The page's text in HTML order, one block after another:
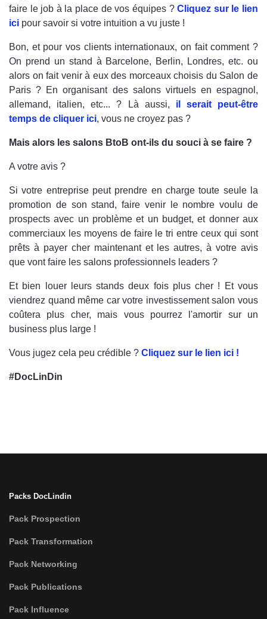
faire le job à la place de vos équipes ? Cliquez sur le lien
ici pour savoir si votre intuition a vu juste !
Bon, et pour vos clients internationaux, on fait comment ?
On prend un stand à Barcelone, Berlin, Londres, etc. ou
alors on fait venir à eux des morceaux choisis du Salon de
Paris ? En organisant des salons virtuels en espagnol,
allemand, italien, etc... ? Là aussi,
il serait peut-être
temps de cliquer ici, vous ne croyez pas ?
Mais alors les salons BtoB ont-ils du souci à se faire ?
A votre avis ?
Si votre entreprise peut prendre en charge toute seule la
promotion de son stand, faire venir le nombre voulu de
prospects avec un problème et un budget, et donner aux
commerciaux les moyens de faire le tri entre ceux qui sont
prêts à payer cher maintenant et les autres, à votre avis
que vont faire les salons professionnels leaders ?
Et bien louer leurs stands deux fois plus cher ! Et vous
viendrez quand même car votre investissement salon vous
coûtera plus cher, mais vous pourrez l'amortir sur un
business plus large !
Vous jugez cela peu crédible ? Cliquez sur le lien ici !
#DocLinDin
Packs DocLindin
Pack Prospection
Pack Transformation
Pack Networking
Pack Publications
Pack Influence